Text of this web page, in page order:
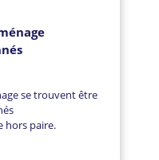
se trouvent être
hors paire.